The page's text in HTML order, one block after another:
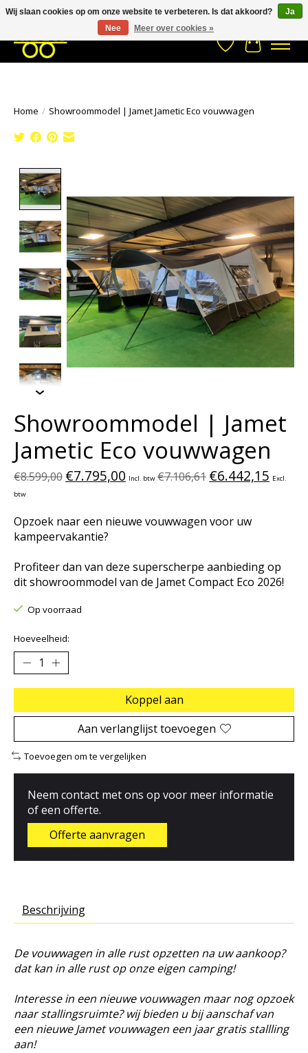
033- 2470 538 info@kraaybv.com Stuur een Whatsapp bericht
Verlanglijst
Home / Showroommodel | Jamet Jametic Eco vouwwagen
Showroommodel | Jamet
Jametic Eco vouwwagen
€8.599,00 €7.795,00 Incl. btw €7.106,61 €6.442,15 Excl.
btw
Opzoek naar een nieuwe vouwwagen voor uw
kampeervakantie?
Profiteer dan van deze superscherpe aanbieding op
dit showroommodel van de Jamet Compact Eco 2026!
Op voorraad
Hoeveelheid:
Koppel aan
Aan verlanglijst toevoegen
Toevoegen om te vergelijken
Neem contact met ons op voor meer informatie
of een offerte.
Offerte aanvragen
Beschrijving
De vouwwagen in alle rust opzetten na uw aankoop?
dat kan in alle rust op onze eigen camping!
Interesse in een nieuwe vouwwagen maar nog opzoek
naar stallingsruimte? wij bieden u bij aanschaf van
een nieuwe Jamet vouwwagen een jaar gratis stallling
aan!
Wij slaan cookies op om onze website te verbeteren. Is dat akkoord?
Ja
Nee
Meer over cookies »